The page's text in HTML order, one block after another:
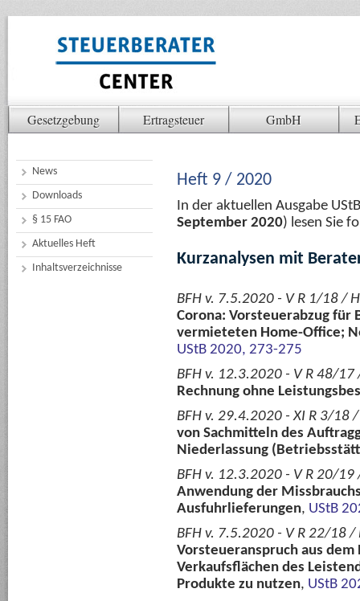
Gesetzgebung Ertragsteuer GmbH
News
Downloads
§ 15 FAO
Aktuelles Heft
Inhaltsverzeichnisse
Heft 9 / 2020
In der aktuellen Ausgabe
September 2020) lesen Sie
Kurzanalysen mit
BFH v. 7.5.2020 - V R 1/18 /
Corona: Vorsteuerabzug für
vermieteten Home-Office;
UStB 2020, 273-275
BFH v. 12.3.2020 - V R 48/
Rechnung ohne
BFH v. 29.4.2020 - XI R 3/18
von Sachmitteln des
Niederlassung
BFH v. 12.3.2020 - V R 20/
Anwendung der
Ausfuhrlieferungen, UStB
BFH v. 7.5.2020 - V R 22/18
Vorsteueranspruch aus
Verkaufsflächen des
Produkte zu nutzen, UStB